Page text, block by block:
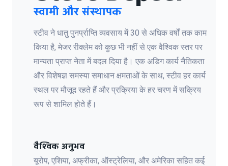
स्वामी और संस्थापक
स्टीव ने धातु पुनर्प्राप्ति व्यवसाय में 30 से अधिक वर्षों तक काम
किया है, मेजर रीक्लेम को कुछ भी नहीं से एक वैश्विक स्तर पर
मान्यता प्राप्त नेता में बदल दिया है। एक अडिग कार्य नैतिकता
और विशेषज्ञ समस्या समाधान क्षमताओं के साथ, स्टीव हर कार्य
स्थल पर मौजूद रहते हैं और प्रक्रिया के हर चरण में सक्रिय
रूप से शामिल होते हैं।
वैश्विक अनुभव
यूरोप, एशिया, अफ्रीका, ऑस्ट्रेलिया, और अमेरिका सहित कई